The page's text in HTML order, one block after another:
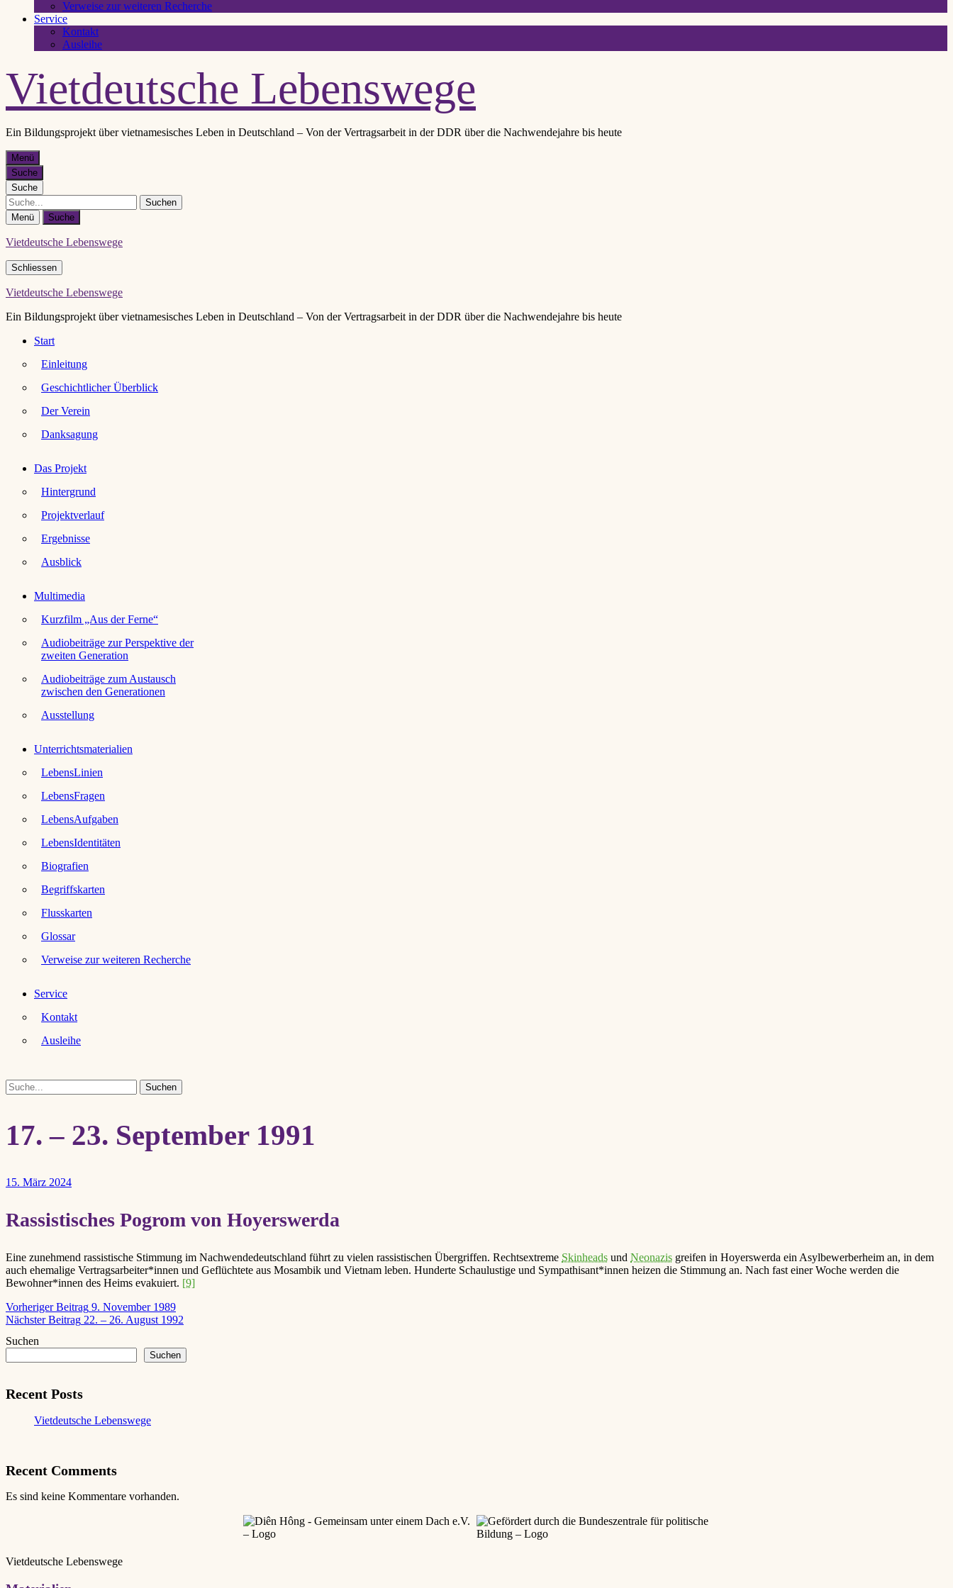
Verweise zur weiteren Recherche
Service
Kontakt
Ausleihe
Vietdeutsche Lebenswege
Ein Bildungsprojekt über vietnamesisches Leben in Deutschland – Von der Vertragsarbeit in der DDR über die Nachwendejahre bis heute
Menü
Suche
Suche
Suche
Menü Suche
Vietdeutsche Lebenswege
Schliessen
Vietdeutsche Lebenswege
Ein Bildungsprojekt über vietnamesisches Leben in Deutschland – Von der Vertragsarbeit in der DDR über die Nachwendejahre bis heute
Start
Einleitung
Geschichtlicher Überblick
Der Verein
Danksagung
Das Projekt
Hintergrund
Projektverlauf
Ergebnisse
Ausblick
Multimedia
Kurzfilm „Aus der Ferne“
Audiobeiträge zur Perspektive der
zweiten Generation
Audiobeiträge zum Austausch
zwischen den Generationen
Ausstellung
Unterrichtsmaterialien
LebensLinien
LebensFragen
LebensAufgaben
LebensIdentitäten
Biografien
Begriffskarten
Flusskarten
Glossar
Verweise zur weiteren Recherche
Service
Kontakt
Ausleihe
Suche
17. – 23. September 1991
15. März 2024
Rassistisches Pogrom von Hoyerswerda
Eine zunehmend rassistische Stimmung im Nachwendedeutschland führt zu vielen rassistischen Übergriffen. Rechtsextreme Skinheads und Neonazis greifen in Hoyerswerda ein Asylbewerberheim an, in dem
auch ehemalige Vertragsarbeiter*innen und Geflüchtete aus Mosambik und Vietnam leben. Hunderte Schaulustige und Sympathisant*innen heizen die Stimmung an. Nach fast einer Woche werden die
Bewohner*innen des Heims evakuiert. [9]
Beitragsnavigation
Vorheriger Beitrag 9. November 1989Vorheriger
Beitrag
Nächster Beitrag 22. – 26. August 1992
Suchen
Suchen
Recent Posts
Vietdeutsche Lebenswege
Recent Comments
Es sind keine Kommentare vorhanden.
Vietdeutsche Lebenswege